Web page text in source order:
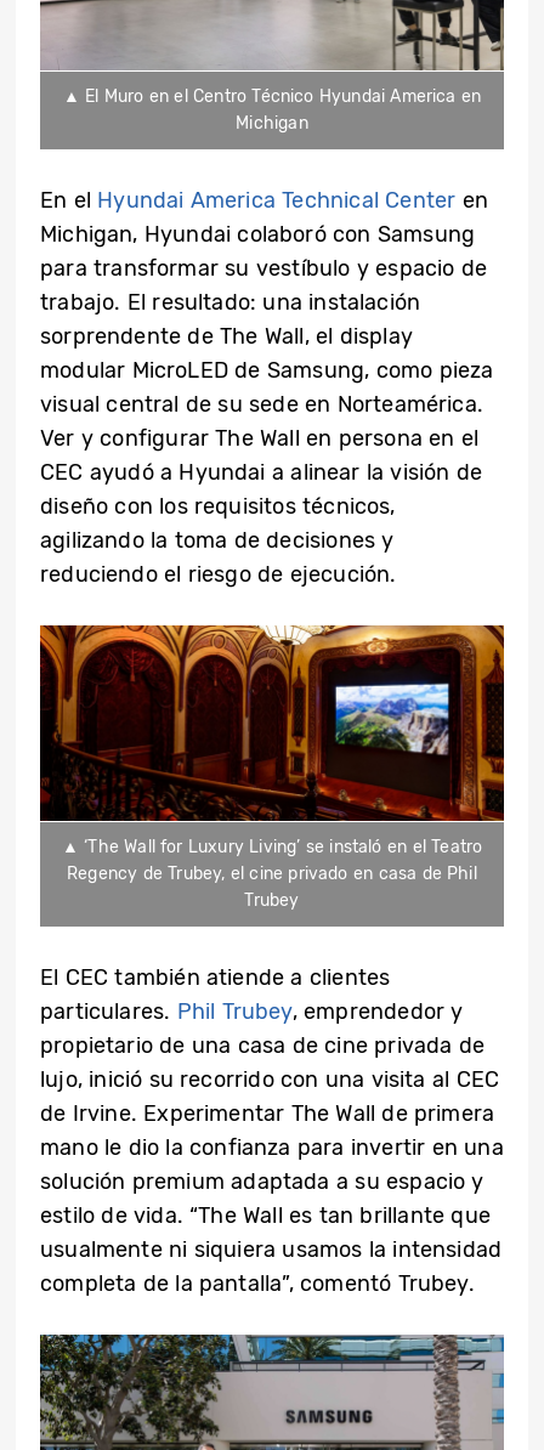
▲ El Muro en el Centro Técnico Hyundai America en
Michigan
En el Hyundai America Technical Center en
Michigan, Hyundai colaboró con Samsung
para transformar su vestíbulo y espacio de
trabajo. El resultado: una instalación
sorprendente de The Wall, el display
modular MicroLED de Samsung, como pieza
visual central de su sede en Norteamérica.
Ver y configurar The Wall en persona en el
CEC ayudó a Hyundai a alinear la visión de
diseño con los requisitos técnicos,
agilizando la toma de decisiones y
reduciendo el riesgo de ejecución.
▲ ‘The Wall for Luxury Living’ se instaló en el Teatro
Regency de Trubey, el cine privado en casa de Phil
Trubey
El CEC también atiende a clientes
particulares. Phil Trubey, emprendedor y
propietario de una casa de cine privada de
lujo, inició su recorrido con una visita al CEC
de Irvine. Experimentar The Wall de primera
mano le dio la confianza para invertir en una
solución premium adaptada a su espacio y
estilo de vida. “The Wall es tan brillante que
usualmente ni siquiera usamos la intensidad
completa de la pantalla”, comentó Trubey.